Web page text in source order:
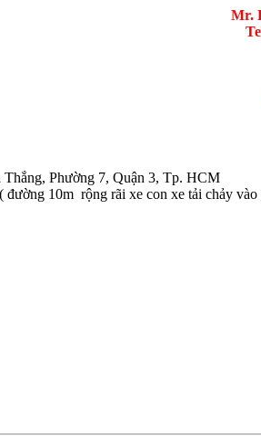
Mr.
Phường 7, Quận 3, Tp. HCM
10m rộng rãi xe con xe tải chảy vào